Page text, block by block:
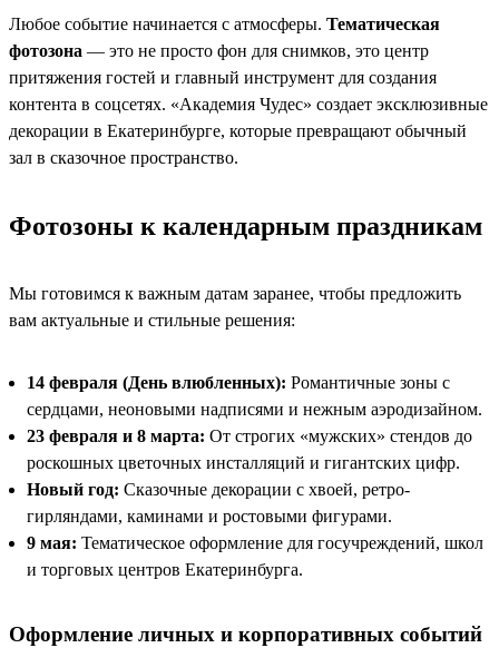
Любое событие начинается с атмосферы. Тематическая
фотозона — это не просто фон для снимков, это центр
притяжения гостей и главный инструмент для создания
контента в соцсетях. «Академия Чудес» создает эксклюзивные
декорации в Екатеринбурге, которые превращают обычный
зал в сказочное пространство.
Фотозоны к календарным праздникам
Мы готовимся к важным датам заранее, чтобы предложить
вам актуальные и стильные решения:
14 февраля (День влюбленных): Романтичные зоны с
сердцами, неоновыми надписями и нежным аэродизайном.
23 февраля и 8 марта: От строгих «мужских» стендов до
роскошных цветочных инсталляций и гигантских цифр.
Новый год: Сказочные декорации с хвоей, ретро-
гирляндами, каминами и ростовыми фигурами.
9 мая: Тематическое оформление для госучреждений, школ
и торговых центров Екатеринбурга.
Оформление личных и корпоративных событий